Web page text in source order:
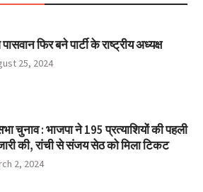
फिर बने पार्टी के राष्ट्रीय अध्यक्ष
25, 2024
चुनाव : भाजपा ने 195 प्रत्याशियों की पहली
की, रांची से संजय सेठ को मिला टिकट
2, 2024